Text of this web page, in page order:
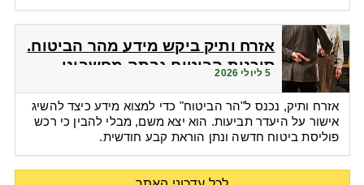
אזרח ותיק ביקש מידע מהר הביטוח.
סוכנות הביטוח גבתה מחשבונו
5 ליולי 2026
אזרח ותיק, נכנס ל"הר הביטוח" כדי למצוא מידע כיצד להשיג
אישור על היעדר תביעות. הוא יצא משם, מבלי להבין כי רכש
פוליסת ביטוח חדשה ונתן הוראת קבע חודשית.